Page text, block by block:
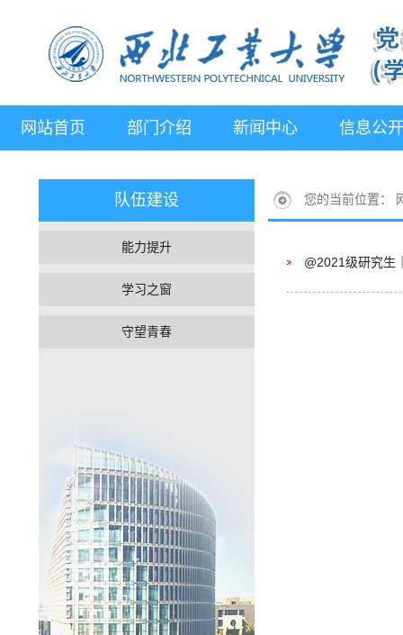
网站首页 部门介绍 新闻中心 信息公开
队伍建设
能力提升
学习之窗
守望青春
您的当前位置：
@2021级研究生